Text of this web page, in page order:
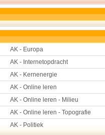
AK - Europa
AK - Internetopdracht
AK - Kernenergie
AK - Online leren
AK - Online leren - Milieu
AK - Online leren - Topografie
AK - Politiek